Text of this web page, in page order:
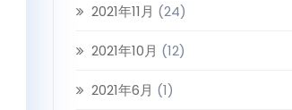
2021年11月 (24)
2021年10月 (12)
2021年6月 (1)